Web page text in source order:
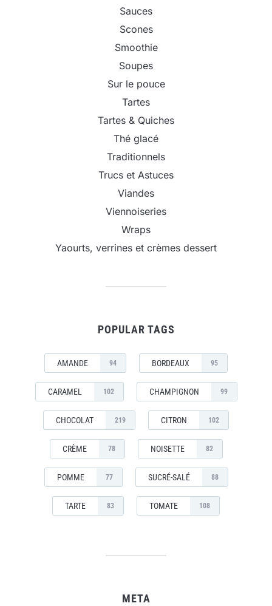
Sauces
Scones
Smoothie
Soupes
Sur le pouce
Tartes
Tartes & Quiches
Thé glacé
Traditionnels
Trucs et Astuces
Viandes
Viennoiseries
Wraps
Yaourts, verrines et crèmes dessert
POPULAR TAGS
AMANDE 94 BORDEAUX 95
CARAMEL 102 CHAMPIGNON 99
CHOCOLAT 219 CITRON 102
CRÈME 78 NOISETTE 82
POMME 77 SUCRÉ-SALÉ 88
TARTE 83 TOMATE 108
META